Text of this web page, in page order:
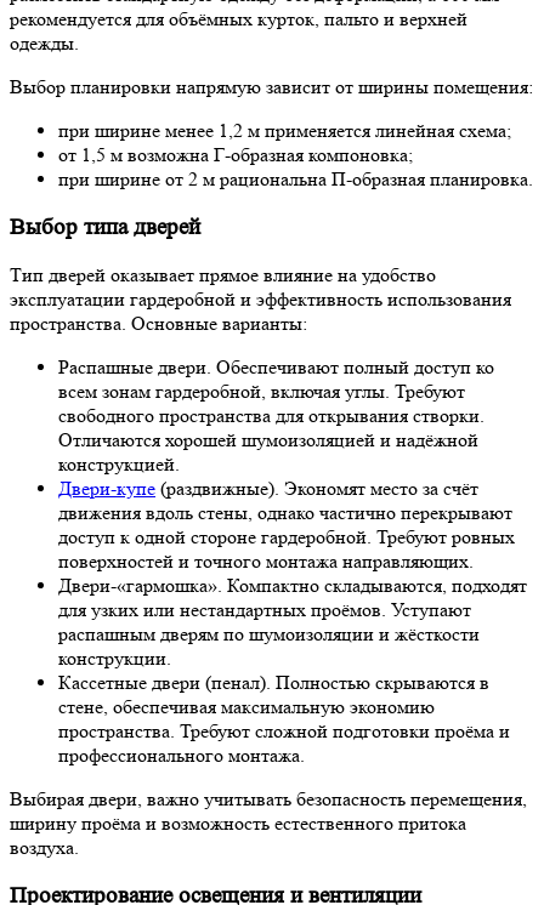
рекомендуется для объёмных курток, пальто и верхней
одежды.
Выбор планировки напрямую зависит от ширины помещения:
при ширине менее 1,2 м применяется линейная схема;
от 1,5 м возможна Г-образная компоновка;
при ширине от 2 м рациональна П-образная планировка.
Выбор типа дверей
Тип дверей оказывает прямое влияние на удобство
эксплуатации гардеробной и эффективность использования
пространства. Основные варианты:
Распашные двери. Обеспечивают полный доступ ко
всем зонам гардеробной, включая углы. Требуют
свободного пространства для открывания створки.
Отличаются хорошей шумоизоляцией и надёжной
конструкцией.
Двери-купе (раздвижные). Экономят место за счёт
движения вдоль стены, однако частично перекрывают
доступ к одной стороне гардеробной. Требуют ровных
поверхностей и точного монтажа направляющих.
Двери-«гармошка». Компактно складываются, подходят
для узких или нестандартных проёмов. Уступают
распашным дверям по шумоизоляции и жёсткости
конструкции.
Кассетные двери (пенал). Полностью скрываются в
стене, обеспечивая максимальную экономию
пространства. Требуют сложной подготовки проёма и
профессионального монтажа.
Выбирая двери, важно учитывать безопасность перемещения,
ширину проёма и возможность естественного притока
воздуха.
Проектирование освещения и вентиляции